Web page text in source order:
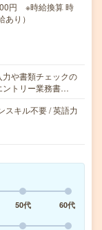
円 ※時給換算 時
り）
力や書類チェックの
ントリー業務書…
スキル不要 / 英語力
50代
60代